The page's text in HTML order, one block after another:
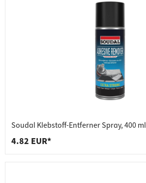
Soudal Klebstoff-Entferner Spray, 400 ml
4.82 EUR*